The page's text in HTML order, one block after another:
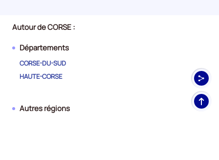
Autour de CORSE :
Départements
CORSE-DU-SUD
HAUTE-CORSE
Autres régions
Haut
de